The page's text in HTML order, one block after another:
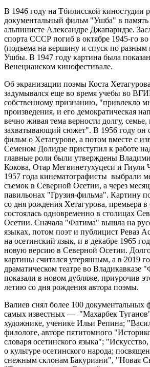
В 1946 году на Тбилисской киностудии
документальный фильм "Ушба" в память
альпинисте Александре Джапаридзе.
спорта СССР погиб в октябре 1945-го во
(подъема на вершину и спуск по
Ушбы. В 1947 году картина была
Венецианском кинофестивале.
Об экранизации поэмы Коста
задумывался еще во время учебы во
собственному признанию, "привлекло
произведения, и его демократическая
вечно живая тема верности долгу,
захватывающий сюжет". В 1956 году он
фильм о Хетагурове, а потом вместе с
Семеном Долидзе приступил к работе
главные роли были утверждены
Кокова, Отар Мегвинетухуцеси и Гиули
1957 года кинематографисты выбрали
съемок в Северной Осетии, а через месяц
павильонах "Грузия-фильма". Картину
со дня рождения Хетагурова, премьера в
состоялась одновременно в столицах
Осетии. Сначала "Фатима" вышла на
языках, потом поэт и публицист Реваз
на осетинский язык, и в декабре 1965
новую версию в Северной Осетии.
картины считался утерянным, а в 2019
драматическом театре во Владикавказе
показали в новом дубляже, приурочив
летию со дня рождения автора поэмы.
Валиев снял более 100 документальных
самых известных — "Махарбек
художнике, ученике Ильи Репина;
филологе, авторе пятитомного
словаря осетинского языка";
о культуре осетинского народа;
снежным склонам Бакуриани", "Новая